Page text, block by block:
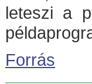
leteszi a
Forrás